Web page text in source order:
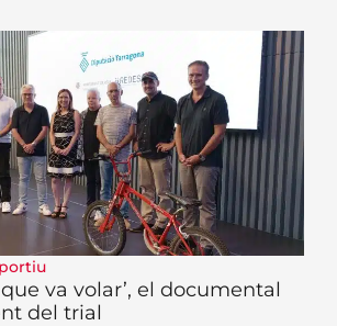
va volar’, el documental
del trial